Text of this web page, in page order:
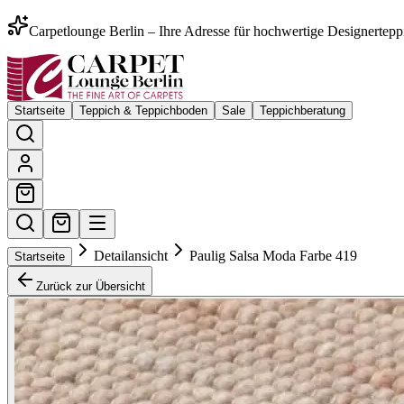
Carpetlounge Berlin – Ihre Adresse für hochwertige
Startseite Teppich & Teppichboden Sale Teppichberatung
Startseite Detailansicht Paulig Salsa Moda Farbe 419
Zurück zur Übersicht